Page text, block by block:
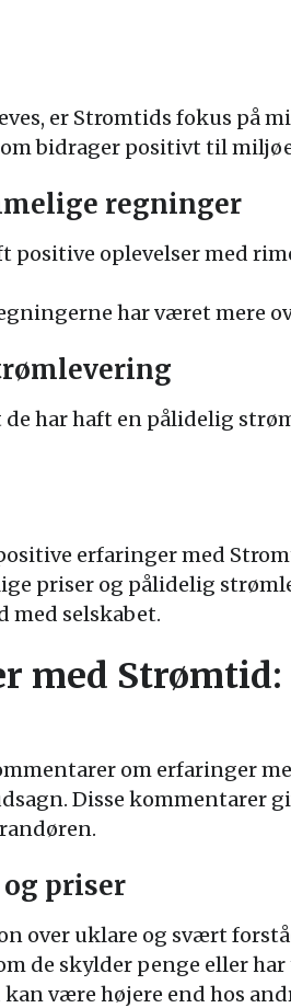
er Stromtids fokus på
bidrager positivt til
regninger
positive oplevelser med
har været mere
har haft en pålidelig
erfaringer med
priser og pålidelig
med selskabet.
med Strømtid:
om erfaringer
Disse kommentarer
priser
over uklare og svært
de skylder penge eller
være højere end hos